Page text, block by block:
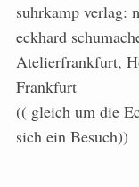
suhrkamp verlag:
eckhard
Atelierfrankfurt,
Frankfurt
(( gleich um die
sich ein Besuch))